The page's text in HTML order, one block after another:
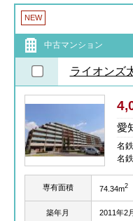
NEW
中古マンション
ライオンズ
愛
名
名
専有面積 74.34m2
築年月 2011年2月